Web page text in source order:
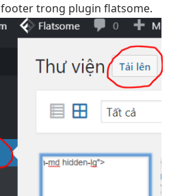
trong plugin flatsome.